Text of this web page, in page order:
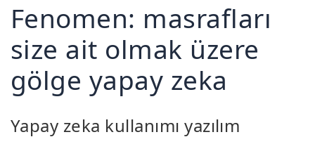
Fenomen: masrafları
size ait olmak üzere
gölge yapay zeka
Yapay zeka kullanımı yazılım